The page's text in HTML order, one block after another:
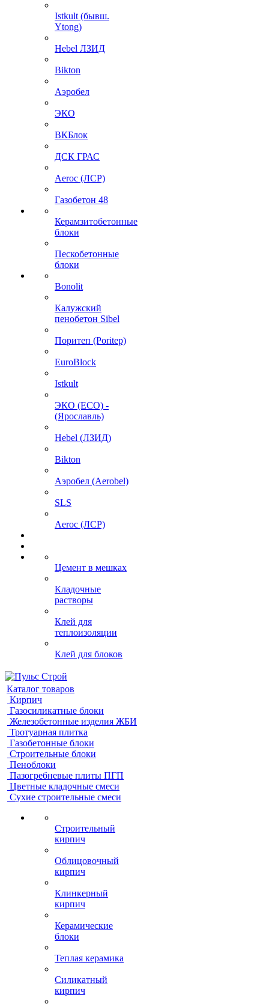
Istkult (бывш.
Ytong)
Hebel ЛЗИД
Bikton
Аэробел
ЭКО
ВКБлок
ДСК ГРАС
Aeroc (ЛСР)
Газобетон 48
Керамзитобетонные
блоки
Пескобетонные
блоки
Bonolit
Калужский
пенобетон Sibel
Поритеп (Poritep)
EuroBlock
Istkult
ЭКО (ECO) -
(Ярославль)
Hebel (ЛЗИД)
Bikton
Аэробел (Aerobel)
SLS
Aeroc (ЛСР)
Цемент в мешках
Кладочные
растворы
Клей для
теплоизоляции
Клей для блоков
Каталог товаров
Кирпич
Газосиликатные блоки
Железобетонные изделия ЖБИ
Тротуарная плитка
Газобетонные блоки
Строительные блоки
Пеноблоки
Пазогребневые плиты ПГП
Цветные кладочные смеси
Сухие строительные смеси
Строительный
кирпич
Облицовочный
кирпич
Клинкерный
кирпич
Керамические
блоки
Теплая керамика
Силикатный
кирпич